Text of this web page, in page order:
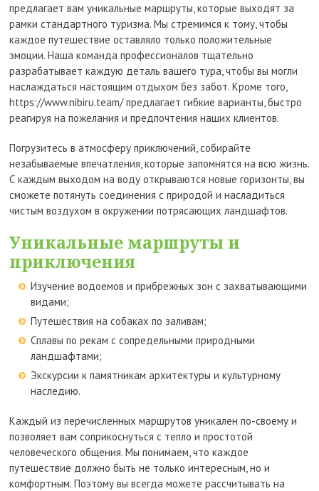
предлагает вам уникальные маршруты, которые выходят за
рамки стандартного туризма. Мы стремимся к тому, чтобы
каждое путешествие оставляло только положительные
эмоции. Наша команда профессионалов тщательно
разрабатывает каждую деталь вашего тура, чтобы вы могли
наслаждаться настоящим отдыхом без забот. Кроме того,
https://www.nibiru.team/ предлагает гибкие варианты, быстро
реагируя на пожелания и предпочтения наших клиентов.
Погрузитесь в атмосферу приключений, собирайте
незабываемые впечатления, которые запомнятся на всю жизнь.
С каждым выходом на воду открываются новые горизонты, вы
сможете потянуть соединения с природой и насладиться
чистым воздухом в окружении потрясающих ландшафтов.
Уникальные маршруты и
приключения
Изучение водоемов и прибрежных зон с захватывающими
видами;
Путешествия на собаках по заливам;
Сплавы по рекам с сопредельными природными
ландшафтами;
Экскурсии к памятникам архитектуры и культурному
наследию.
Каждый из перечисленных маршрутов уникален по-своему и
позволяет вам соприкоснуться с тепло и простотой
человеческого общения. Мы понимаем, что каждое
путешествие должно быть не только интересным, но и
комфортным. Поэтому вы всегда можете рассчитывать на